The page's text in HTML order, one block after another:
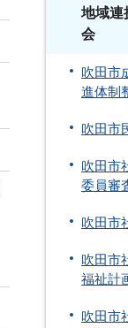
地域連
会
吹田市
進体制
吹田市
吹田市
委員審
吹田市
吹田市
福祉計
吹田市